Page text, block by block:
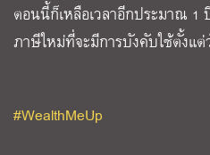
ตอนนี้ก็เหลือเวลาอีกประมาณ 1
ภาษีใหม่ที่จะมีการบังคับใช้ตั้งแ
#WealthMeUp